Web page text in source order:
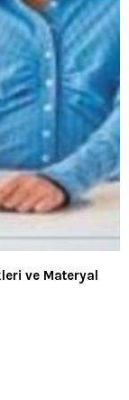
ve Materyal